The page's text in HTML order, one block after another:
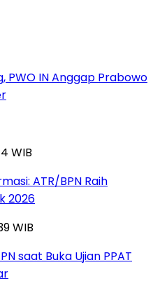
PWO IN Anggap Prabowo
WIB
ATR/BPN Raih
2026
WIB
saat Buka Ujian PPAT